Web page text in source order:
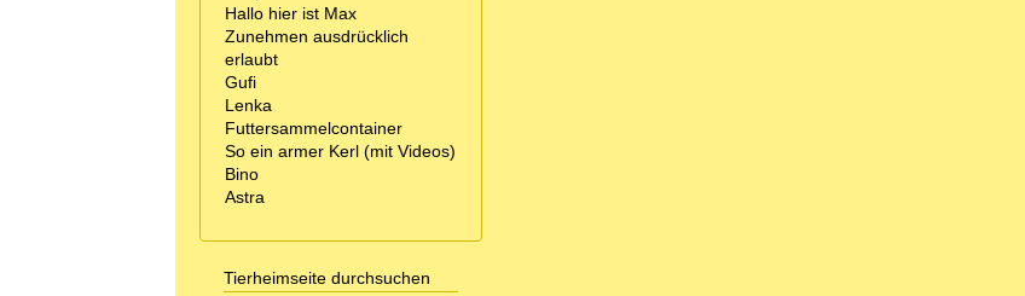
Hallo hier ist Max
Zunehmen ausdrücklich
erlaubt
Gufi
Lenka
Futtersammelcontainer
So ein armer Kerl (mit Videos)
Bino
Astra
Tierheimseite durchsuchen